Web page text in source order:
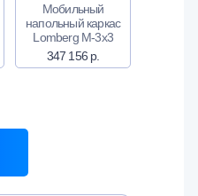
Мобильный
напольный каркас
Lomberg M-3х3
347 156 р.